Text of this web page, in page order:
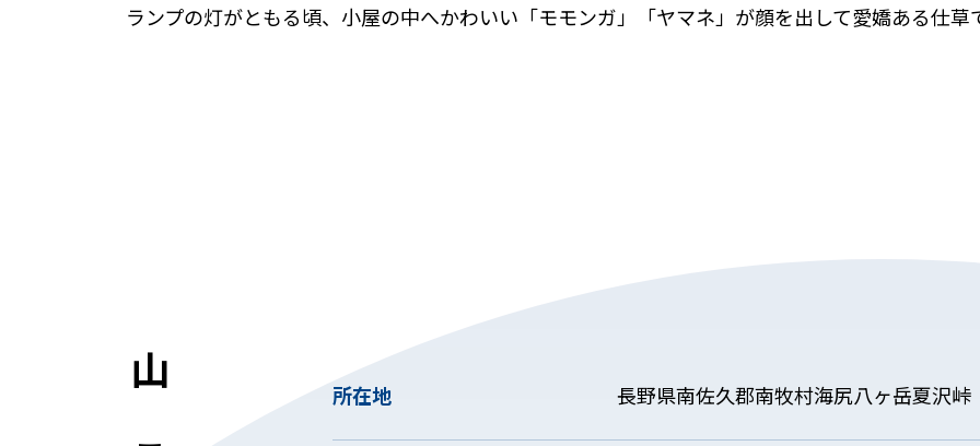
ランプの灯がともる頃、小屋の中へかわいい「モモンガ」「ヤマネ」が顔を出して愛嬌ある仕草
所在地 長野県南佐久郡南牧村海尻八ヶ岳夏沢峠